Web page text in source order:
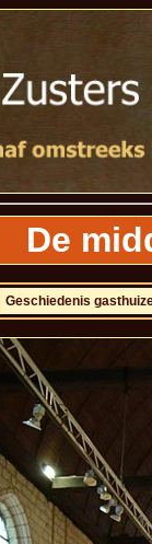
De
Geschiedenis